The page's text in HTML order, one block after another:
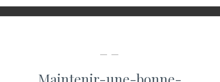
IMMOBILIER.FR
— —